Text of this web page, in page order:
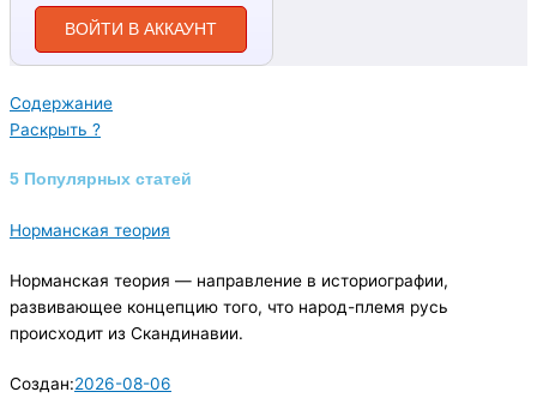
ВОЙТИ В АККАУНТ
Содержание
Раскрыть ?
5 Популярных статей
Норманская теория
Норманская теория — направление в историографии,
развивающее концепцию того, что народ-племя русь
происходит из Скандинавии.
Создан:2026-08-06